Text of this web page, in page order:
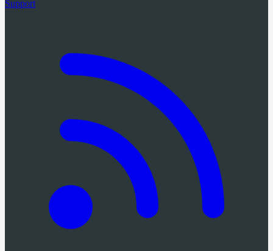
Support